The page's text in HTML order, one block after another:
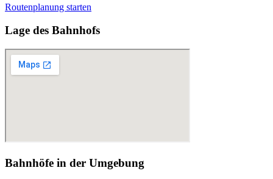
Routenplanung starten
Lage des Bahnhofs
Bahnhöfe in der Umgebung